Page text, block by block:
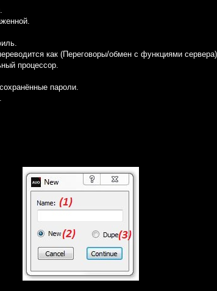
как (Переговоры/обмен с функциями
процессор.
пароли.